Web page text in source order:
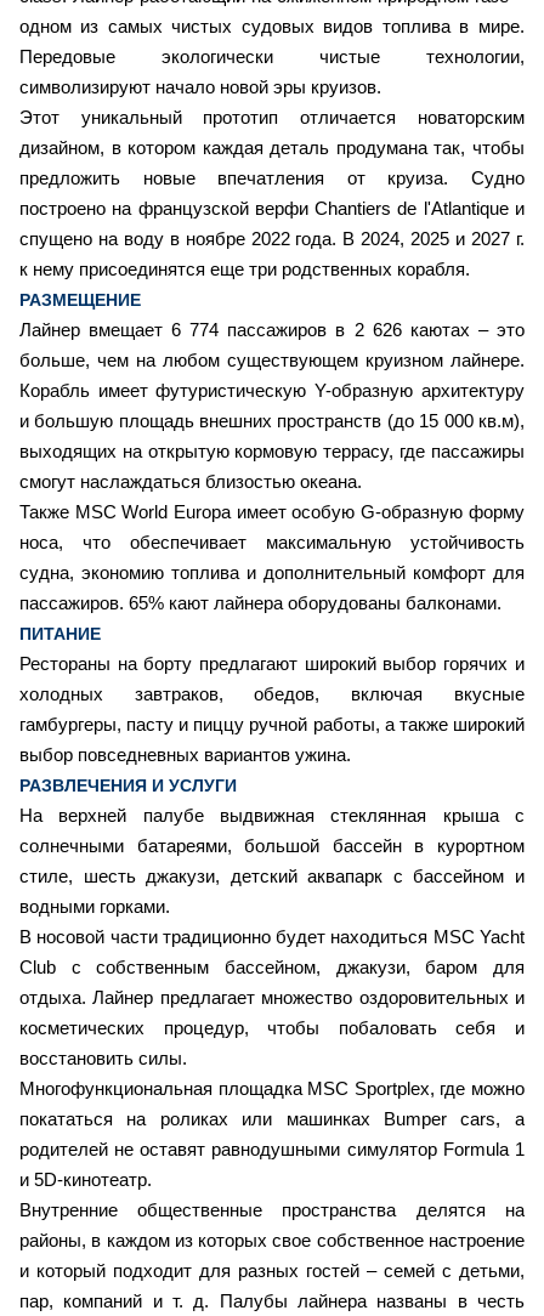
одном из самых чистых судовых видов топлива в мире.
Передовые экологически чистые технологии,
символизируют начало новой эры круизов.
Этот уникальный прототип отличается новаторским
дизайном, в котором каждая деталь продумана так, чтобы
предложить новые впечатления от круиза. Судно
построено на французской верфи Chantiers de l'Atlantique и
спущено на воду в ноябре 2022 года. В 2024, 2025 и 2027 г.
к нему присоединятся еще три родственных корабля.
РАЗМЕЩЕНИЕ
Лайнер вмещает 6 774 пассажиров в 2 626 каютах – это
больше, чем на любом существующем круизном лайнере.
Корабль имеет футуристическую Y-образную архитектуру
и большую площадь внешних пространств (до 15 000 кв.м),
выходящих на открытую кормовую террасу, где пассажиры
смогут наслаждаться близостью океана.
Также MSC World Europa имеет особую G-образную форму
носа, что обеспечивает максимальную устойчивость
судна, экономию топлива и дополнительный комфорт для
пассажиров. 65% кают лайнера оборудованы балконами.
ПИТАНИЕ
Рестораны на борту предлагают широкий выбор горячих и
холодных завтраков, обедов, включая вкусные
гамбургеры, пасту и пиццу ручной работы, а также широкий
выбор повседневных вариантов ужина.
РАЗВЛЕЧЕНИЯ И УСЛУГИ
На верхней палубе выдвижная стеклянная крыша с
солнечными батареями, большой бассейн в курортном
стиле, шесть джакузи, детский аквапарк с бассейном и
водными горками.
В носовой части традиционно будет находиться MSC Yacht
Club с собственным бассейном, джакузи, баром для
отдыха. Лайнер предлагает множество оздоровительных и
косметических процедур, чтобы побаловать себя и
восстановить силы.
Многофункциональная площадка MSC Sportplex, где можно
покататься на роликах или машинках Bumper cars, а
родителей не оставят равнодушными симулятор Formula 1
и 5D-кинотеатр.
Внутренние общественные пространства делятся на
районы, в каждом из которых свое собственное настроение
и который подходит для разных гостей – семей с детьми,
пар, компаний и т. д. Палубы лайнера названы в честь